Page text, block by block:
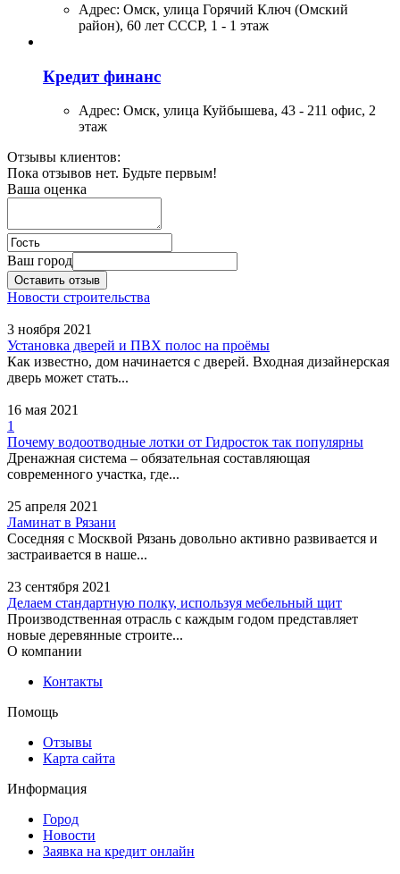
Адрес: Омск, улица Горячий Ключ (Омский
район), 60 лет СССР, 1 - 1 этаж
Кредит финанс
Адрес: Омск, улица Куйбышева, 43 - 211 офис, 2
этаж
Отзывы клиентов:
Пока отзывов нет. Будьте первым!
Ваша оценка
Ваш город
Оставить отзыв
Новости строительства
3 ноября 2021
Установка дверей и ПВХ полос на проёмы
Как известно, дом начинается с дверей. Входная дизайнерская
дверь может стать...
16 мая 2021
1
Почему водоотводные лотки от Гидросток так популярны
Дренажная система – обязательная составляющая
современного участка, где...
25 апреля 2021
Ламинат в Рязани
Соседняя с Москвой Рязань довольно активно развивается и
застраивается в наше...
23 сентября 2021
Делаем стандартную полку, используя мебельный щит
Производственная отрасль с каждым годом представляет
новые деревянные строите...
О компании
Контакты
Помощь
Отзывы
Карта сайта
Информация
Город
Новости
Заявка на кредит онлайн